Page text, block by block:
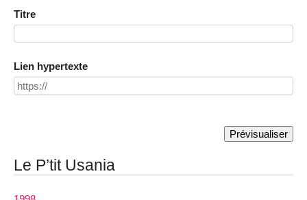
Titre
Lien hypertexte
Le P’tit Usania